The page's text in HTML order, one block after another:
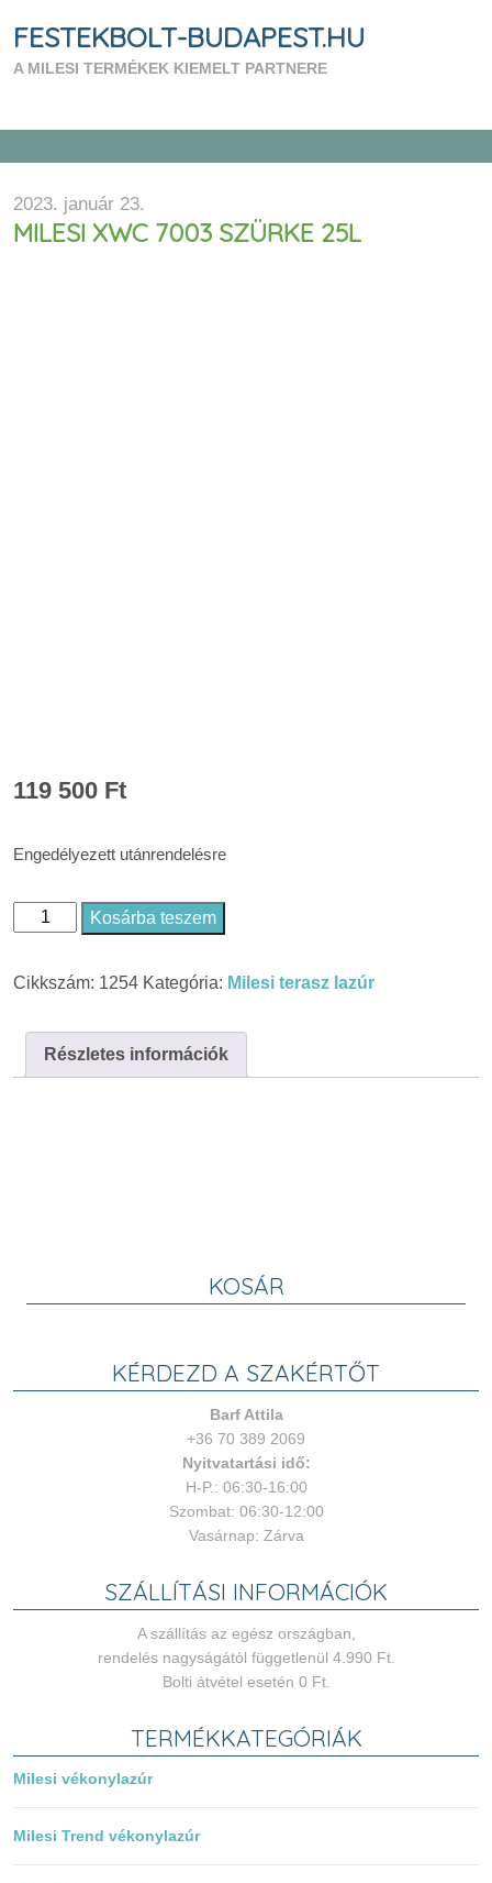
FESTEKBOLT-BUDAPEST.HU
A MILESI TERMÉKEK KIEMELT PARTNERE
2023. január 23.
MILESI XWC 7003 SZÜRKE 25L
119 500 Ft
Engedélyezett utánrendelésre
Milesi
7003
Kosárba teszem
Cikkszám: 1254 Kategória: Milesi terasz lazúr
Részletes információk
KOSÁR
KÉRDEZD A SZAKÉRTŐT
Barf Attila
+36 70 389 2069
Nyitvatartási idő:
H-P.: 06:30-16:00
Szombat: 06:30-12:00
Vasárnap: Zárva
SZÁLLÍTÁSI INFORMÁCIÓK
A szállítás az egész országban,
rendelés nagyságától függetlenül 4.990 Ft.
Bolti átvétel esetén 0 Ft.
TERMÉKKATEGÓRIÁK
Milesi vékonylazúr
Milesi Trend vékonylazúr